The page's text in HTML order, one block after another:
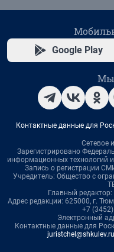
Google Play
Мы
Контактные данные для
Сетевое
Зарегистрировано
информационных технологий
Запись о регистрации
Учредитель: Общество с
Главный
Адрес редакции: 625000, г.
+7
Электронный
Контактные данные для
juristchel@shkulev.ru